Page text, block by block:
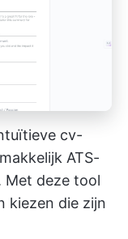
cv-
ATS-
Met deze tool
kiezen die zijn